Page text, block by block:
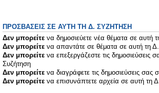
ΠΡΟΣΒΆΣΕΙΣ ΣΕ ΑΥΤΉ ΤΗ Δ. ΣΥΖΉΤΗΣΗ
Δεν μπορείτε να δημοσιεύετε νέα θέματα σε αυτή
Δεν μπορείτε να απαντάτε σε θέματα σε αυτή τη
Δεν μπορείτε να επεξεργάζεστε τις δημοσιεύσεις
Συζήτηση
Δεν μπορείτε να διαγράφετε τις δημοσιεύσεις σας
Δεν μπορείτε να επισυνάπτετε αρχεία σε αυτή τη